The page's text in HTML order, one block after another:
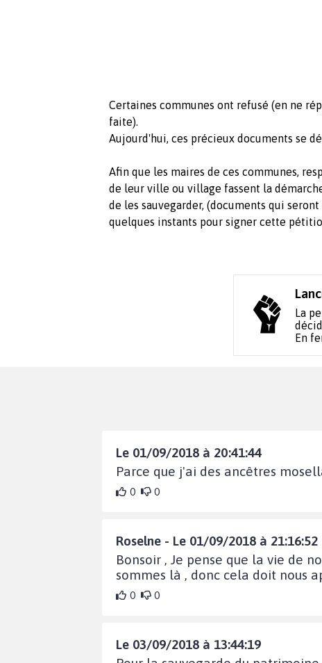
Certaines communes ont refusé (en ne
faite).
Aujourd'hui, ces précieux documents se
Afin que les maires de ces communes,
de leur ville ou village fassent la
de les sauvegarder, (documents qui
quelques instants pour signer cette
La
En
Le 01/09/2018 à 20:41:44
Parce que j'ai des ancêtres
0 0
Roselne - Le 01/09/2018 à 21:16:52
Bonsoir , Je pense que la vie de
sommes là , donc cela doit nous
0 0
Le 03/09/2018 à 13:44:19